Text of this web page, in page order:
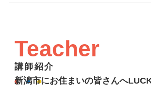
Teacher
講師紹介
新潟市にお住まいの皆さんへ